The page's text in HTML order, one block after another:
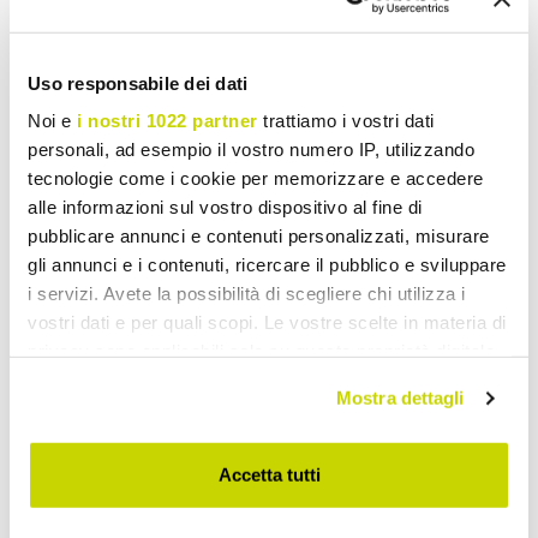
Uso responsabile dei dati
Noi e i nostri 1022 partner trattiamo i vostri dati
personali, ad esempio il vostro numero IP, utilizzando
tecnologie come i cookie per memorizzare e accedere
alle informazioni sul vostro dispositivo al fine di
pubblicare annunci e contenuti personalizzati, misurare
gli annunci e i contenuti, ricercare il pubblico e sviluppare
i servizi. Avete la possibilità di scegliere chi utilizza i
vostri dati e per quali scopi. Le vostre scelte in materia di
modificare o revocare il proprio consenso in qualsiasi
momento dalla Dichiarazione sui cookie o facendo clic
sull'icona di attivazione della privacy.
Mostra dettagli
Accetta tutti
Modern Chandeliers